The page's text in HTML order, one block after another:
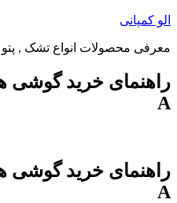
پرش
محتوا
الو کمپانی
معرفی محصولات انواع تشک ,
راهنمای خرید
A
راهنمای خرید
A